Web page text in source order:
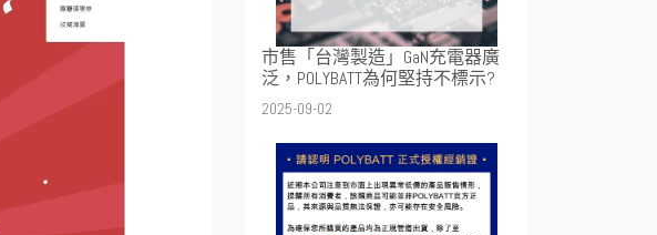
市售「台灣製造」GaN充電器廣
泛，POLYBATT為何堅持不標示?
2025-09-02